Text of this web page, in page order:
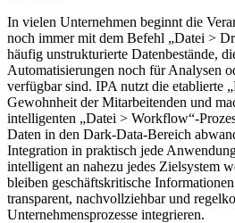
In vielen Unternehmen beginnt die
noch immer mit dem Befehl „Datei >
häufig unstrukturierte Datenbestände,
Automatisierungen noch für Analysen
verfügbar sind. IPA nutzt die etablierte
Gewohnheit der Mitarbeitenden und
intelligenten „Datei > Workflow“-
Daten in den Dark-Data-Bereich
Integration in praktisch jede
intelligent an nahezu jedes Zielsystem
bleiben geschäftskritische
transparent, nachvollziehbar und
Unternehmensprozesse integrieren.